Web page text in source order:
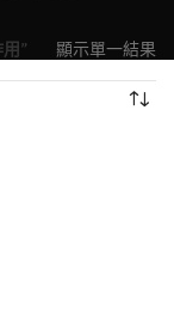
” 顯示單一結果